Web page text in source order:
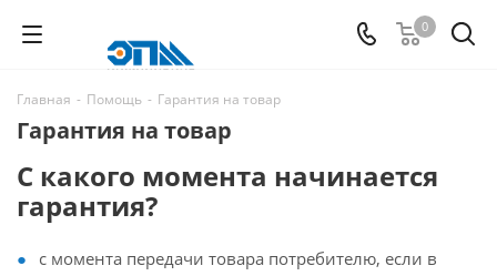
0
Главная - Помощь - Гарантия на товар
Гарантия на товар
С какого момента начинается
гарантия?
с момента передачи товара потребителю, если в